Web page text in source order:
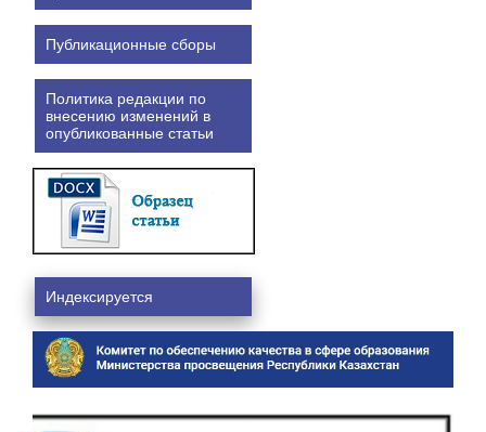
Публикационные сборы
Политика редакции по
внесению изменений в
опубликованные статьи
Индексируется